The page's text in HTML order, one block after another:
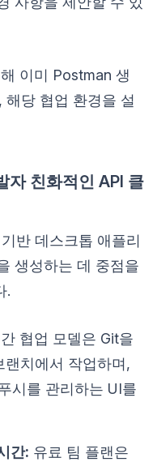
이미 Postman 생
당 협업 환경을 설
친화적인 API 클
반 데스크톱 애플리
생성하는 데 중점을
.
협업 모델은 Git을
랜치에서 작업하며,
시를 관리하는 UI를
간: 유료 팀 플랜은